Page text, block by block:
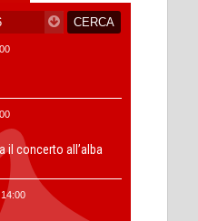
il concerto all’alba